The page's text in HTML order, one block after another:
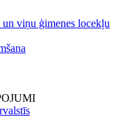
viņu ģimenes locekļu